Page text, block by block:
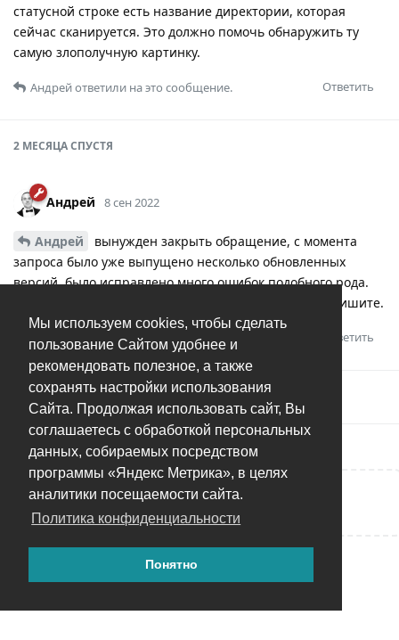
Мы используем cookies, чтобы сделать
пользование Сайтом удобнее и
рекомендовать полезное, а также
сохранять настройки использования
Сайта. Продолжая использовать сайт, Вы
соглашаетесь с обработкой персональных
данных, собираемых посредством
программы «Яндекс Метрика», в целях
аналитики посещаемости сайта.
Политика конфиденциальности
Понятно
статусной строке есть название директории, которая
сейчас сканируется. Это должно помочь обнаружить ту
самую злополучную картинку.
Ответить
Андрейответили на это сообщение.
2 МЕСЯЦАСПУСТЯ
Андрей 8 сен 2022
Андрей
вынужден закрыть обращение, с момента
запроса было уже выпущено несколько обновленных
версий, было исправлено много ошибок подобного рода.
Если будет повторяться на более свежих версиях - пишите.
Ответить
Андрейдобавил(а) тег.
Написать ответ...